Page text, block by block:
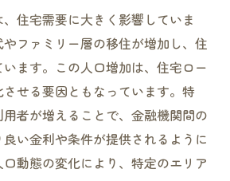
イルの変遷と住宅市場の変化
ける住宅ローンの競争環境
と市場動向の関係性
測と住宅ローン選びの展望
で失敗しないための枚方市での
住宅需要に大きく影響していま
ファミリー層の移住が増加し、住
ます。この人口増加は、住宅ロー
せる要因ともなっています。特
者が増えることで、金融機関間の
い金利や条件が提供されるように
動態の変化により、特定のエリア